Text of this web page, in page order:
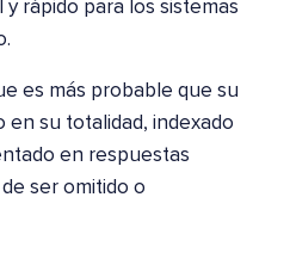
y rápido para los sistemas
es más probable que su
en su totalidad, indexado
en respuestas
ser omitido o